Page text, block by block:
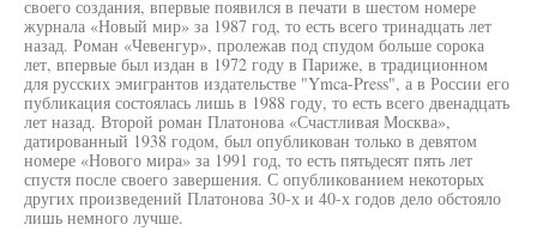
своего создания, впервые появился в печати в шестом номере
журнала «Новый мир» за 1987 год, то есть всего тринадцать лет
назад. Роман «Чевенгур», пролежав под спудом больше сорока
лет, впервые был издан в 1972 году в Париже, в традиционном
для русских эмигрантов издательстве "Ymca-Press", а в России его
публикация состоялась лишь в 1988 году, то есть всего двенадцать
лет назад. Второй роман Платонова «Счастливая Москва»,
датированный 1938 годом, был опубликован только в девятом
номере «Нового мира» за 1991 год, то есть пятьдесят пять лет
спустя после своего завершения. С опубликованием некоторых
других произведений Платонова 30-х и 40-х годов дело обстояло
лишь немного лучше.